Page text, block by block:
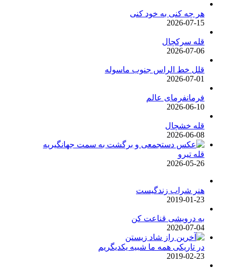
هر چه کنی به خود کنی
2026-07-15
قله سرکچال
2026-07-06
قلل خط الراس جنوب ماسوله
2026-07-01
فرمانفرمای عالم
2026-06-10
قله خشچال
2026-06-08
قله تیرو
2026-05-26
هنر شراب زندگیست
2019-01-23
به درویشی قناعت کن
2020-07-04
در تاریکی همه ما شبیه یکدیگریم
2019-02-23